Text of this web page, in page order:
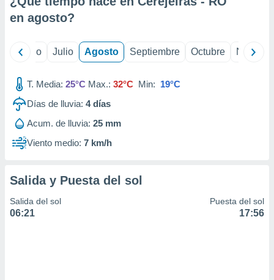
e
publicidad
publicidad
de
en agosto?
Junio Julio Agosto Septiembre Octubre
T. Media: 25°C Max.: 32°C Min: 19°C
Días de lluvia: 4días
Acum. de lluvia: 25 mm
Viento medio: 7 km/h
Salida y Puesta del sol
Salida del sol
06:21
Puesta del sol
17:56